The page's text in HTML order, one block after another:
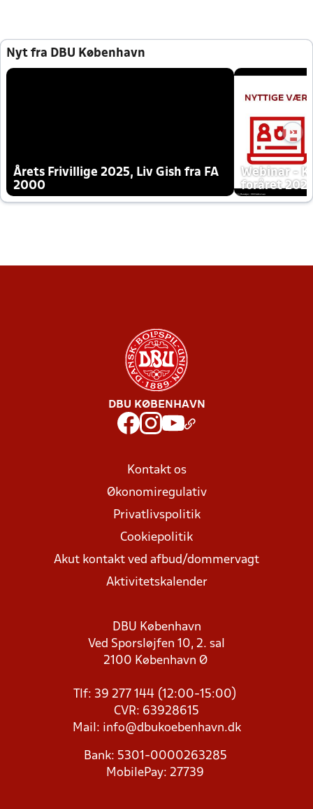
Nyt fra DBU København
Årets Frivillige 2025, Liv Gish fra FA
2000
Webinar -
foråret
DBU KØBENHAVN
Kontakt os
Økonomiregulativ
Privatlivspolitik
Cookiepolitik
Akut kontakt ved afbud/dommervagt
Aktivitetskalender
DBU København
Ved Sporsløjfen 10, 2. sal
2100 København Ø
Tlf: 39 277 144 (12:00-15:00)
CVR: 63928615
Mail: info@dbukoebenhavn.dk
Bank: 5301-0000263285
MobilePay: 27739